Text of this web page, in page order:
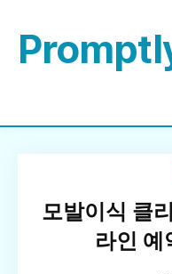
모발이식 클
라인 예